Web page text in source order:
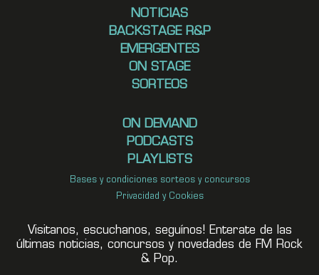
NOTICIAS
BACKSTAGE R&P
EMERGENTES
ON STAGE
SORTEOS
ON DEMAND
PODCASTS
PLAYLISTS
Bases y condiciones sorteos y concursos
Privacidad y Cookies
Visitanos, escuchanos, seguínos! Enterate de las
últimas noticias, concursos y novedades de FM Rock
& Pop.